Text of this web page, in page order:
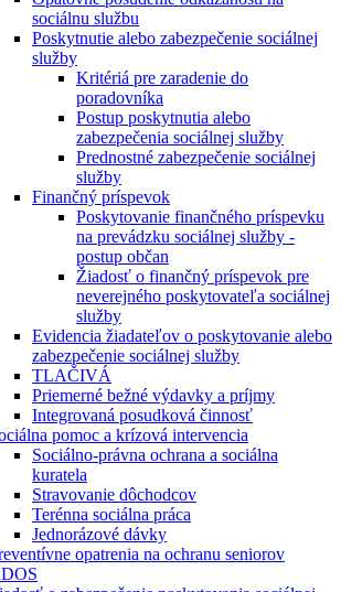
sociálnu službu
Poskytnutie alebo zabezpečenie sociálnej
služby
Kritériá pre zaradenie do
poradovníka
Postup poskytnutia alebo
zabezpečenia sociálnej služby
Prednostné zabezpečenie sociálnej
služby
Finančný príspevok
Poskytovanie finančného príspevku
na prevádzku sociálnej služby -
postup občan
Žiadosť o finančný príspevok pre
neverejného poskytovateľa sociálnej
služby
Evidencia žiadateľov o poskytovanie alebo
zabezpečenie sociálnej služby
TLAČIVÁ
Priemerné bežné výdavky a príjmy
Integrovaná posudková činnosť
pomoc a krízová intervencia
Sociálno-právna ochrana a sociálna
kuratela
Stravovanie dôchodcov
Terénna sociálna práca
Jednorázové dávky
opatrenia na ochranu seniorov